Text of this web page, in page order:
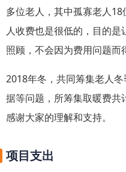
多位老人，其中孤寡老人
人收费也是很低的，目的
照顾，不会因为费用问题而
2018年冬，共同筹集老人
据等问题，所筹集取暖费共
感谢大家的理解和支持。
项目支出